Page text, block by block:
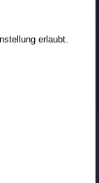
erlaubt.